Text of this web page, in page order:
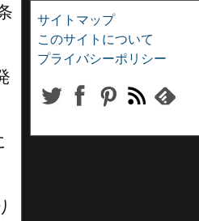
サイトマップ
このサイトについて
プライバシーポリシー